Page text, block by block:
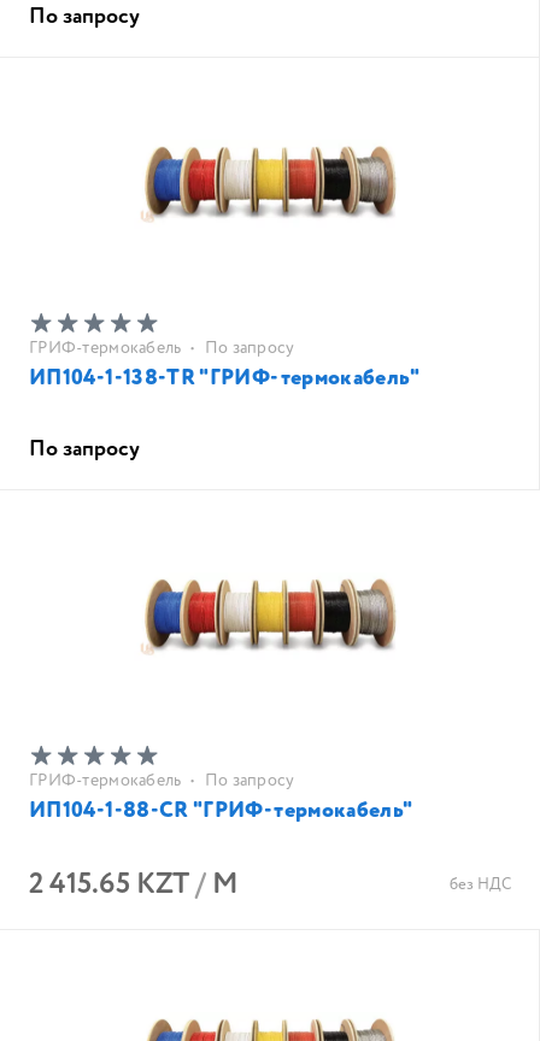
По запросу
ГРИФ-термокабель • По запросу
ИП104-1-138-TR "ГРИФ-термокабель"
По запросу
ГРИФ-термокабель • По запросу
ИП104-1-88-CR "ГРИФ-термокабель"
2 415.65 KZT/ М без НДС